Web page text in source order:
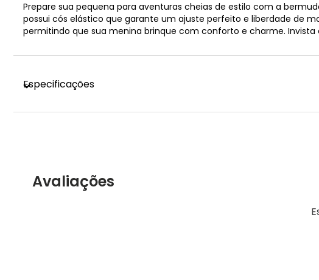
Prepare sua pequena para aventuras cheias de estilo com a
possui cós elástico que garante um ajuste perfeito e liberdade de
permitindo que sua menina brinque com conforto e charme.
Especificações
Avaliações